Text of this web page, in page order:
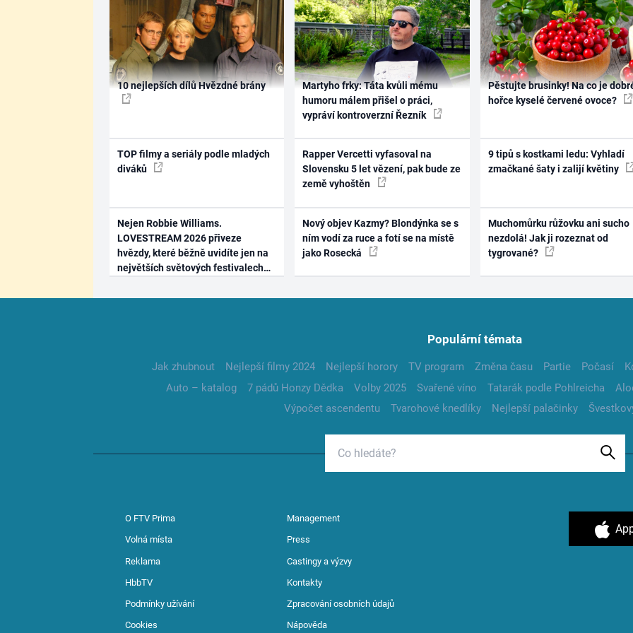
10 nejlepších dílů Hvězdné brány
TOP filmy a seriály podle mladých
diváků
Nejen Robbie Williams.
LOVESTREAM 2026 přiveze
hvězdy, které běžně uvidíte jen na
největších světových festivalech
Martyho frky: Táta kvůli mému
humoru málem přišel o práci,
vypráví kontroverzní Řezník
Rapper Vercetti vyfasoval na
Slovensku 5 let vězení, pak bude ze
země vyhoštěn
Nový objev Kazmy? Blondýnka se s
ním vodí za ruce a fotí se na místě
jako Rosecká
Pěstujte brusinky! Na co je
hořce kyselé červené ovoce?
9 tipů s kostkami ledu: Vyhladí
zmačkané šaty i zalijí květiny
Muchomůrku růžovku ani sucho
nezdolá! Jak ji rozeznat od
tygrované?
Populární témata
Jak zhubnout Nejlepší filmy 2024 Nejlepší horory TV program Změna času Partie Počasí
Auto – katalog
7 pádů Honzy Dědka Volby 2025 Svařené víno Tatarák podle Pohlreicha
Výpočet ascendentu
Tvarohové knedlíky Nejlepší palačinky
O FTV Prima Management
Volná místa Press
Reklama Castingy a výzvy
HbbTV Kontakty
Podmínky užívání Zpracování osobních údajů
Cookies Nápověda